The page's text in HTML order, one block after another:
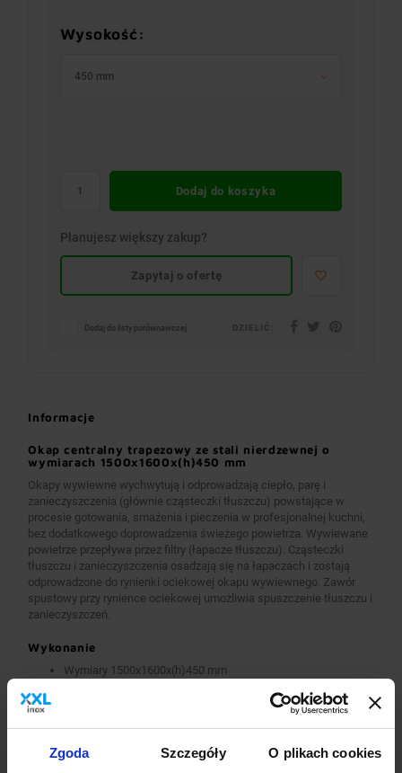
Zgoda Szczegóły O plikach cookies
Wysokość:
450 mm
Dodaj do koszyka
Planujesz większy zakup?
Zapytaj o ofertę
Dodaj do listy porównawczej
Informacje
Okap centralny trapezowy ze stali nierdzewnej o
wymiarach 1500x1600x(h)450 mm
Okapy wywiewne wychwytują i odprowadzają ciepło, parę i
zanieczyszczenia (głównie cząsteczki tłuszczu) powstające w
procesie gotowania, smażenia i pieczenia w profesjonalnej kuchni,
bez dodatkowego doprowadzenia świeżego powietrza. Wywiewane
powietrze przepływa przez filtry (łapacze tłuszczu). Cząsteczki
tłuszczu i zanieczyszczenia osadzają się na łapaczach i zostają
odprowadzone do rynienki ociekowej okapu wywiewnego. Zawór
spustowy przy rynience ociekowej umożliwia spuszczenie tłuszczu i
zanieczyszczeń.
Wykonanie
Wymiary 1500x1600x(h)450 mm
Okapy wywiewne o wymiarach A>2600 mm wykonane są w
wersji łączonej (skręcanej) z dwóch lub więcej przelotowych
Okapy wyposażone są w system otworów i zawiesi